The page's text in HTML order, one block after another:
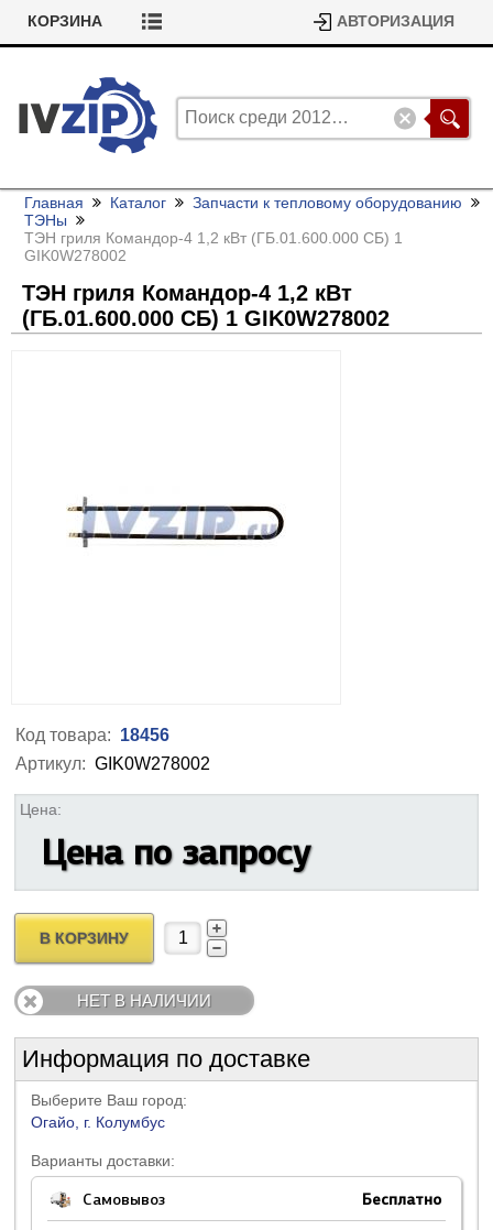
КОРЗИНА АВТОРИЗАЦИЯ
Главная Каталог
Запчасти к тепловому оборудованию
ТЭНы
ТЭН гриля Командор-4 1,2 кВт (ГБ.01.600.000 СБ) 1
GIK0W278002
ТЭН гриля Командор-4 1,2 кВт
(ГБ.01.600.000 СБ) 1 GIK0W278002
Код товара: 18456
Артикул: GIK0W278002
Цена:
Цена по запросу
В КОРЗИНУ
НЕТ В НАЛИЧИИ
Информация по доставке
Выберите Ваш город:
Огайо, г. Колумбус
Варианты доставки:
Самовывоз Бесплатно